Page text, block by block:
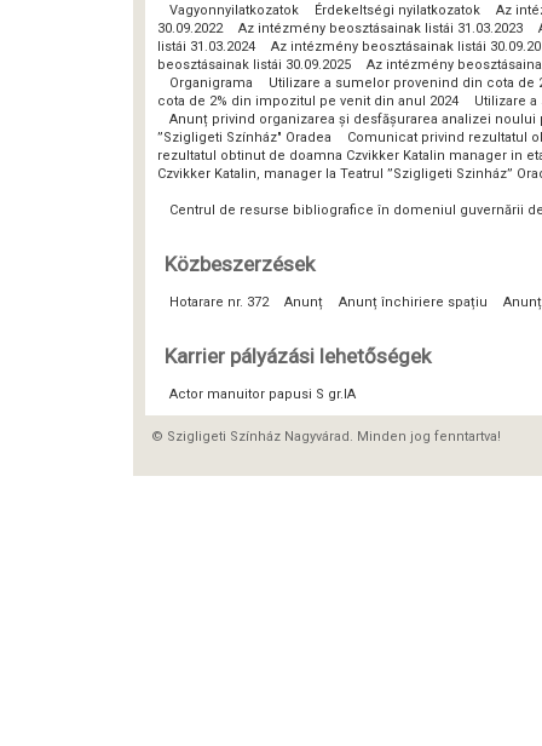
Vagyonnyilatkozatok Érdekeltségi nyilatkozatok
Az
30.09.2022
Az intézmény beosztásainak listái 31.03.2023
listái 31.03.2024
Az intézmény beosztásainak listái
beosztásainak listái 30.09.2025
Az intézmény
Organigrama
Utilizare a sumelor provenind din cota
cota de 2% din impozitul pe venit din anul 2024
Utilizare
Anunț privind organizarea și desfășurarea analizei
”Szigligeti Színház" Oradea
Comunicat privind rezultatul
rezultatul obtinut de doamna Czvikker Katalin manager in
Czvikker Katalin, manager la Teatrul ”Szigligeti Szinház”
Centrul de resurse bibliografice în domeniul guvernării
Közbeszerzések
Hotarare nr. 372 Anunț Anunț închiriere spațiu
Karrier pályázási lehetőségek
Actor manuitor papusi S gr.IA
© Szigligeti Színház Nagyvárad. Minden jog fenntartva!